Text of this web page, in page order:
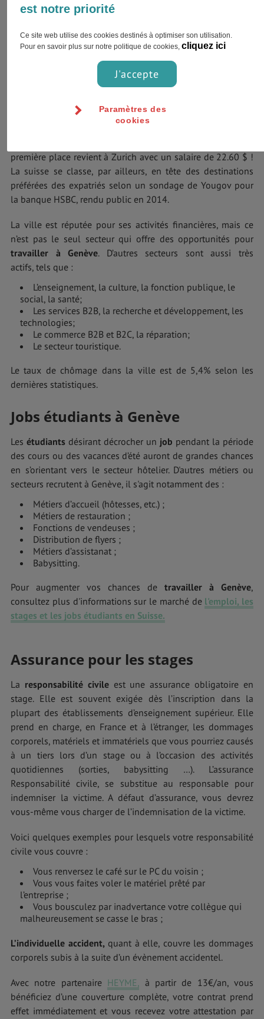
première place revient à Zurich avec un salaire de 22.60 $ !
La suisse se classe, par ailleurs, en tête des destinations
préférées des expatriés selon un sondage de Yougov pour
la banque HSBC, rendu public en 2014.
La ville est réputée pour ses activités financières, mais ce
n’est pas le seul secteur qui offre des opportunités pour
travailler à Genève. D’autres secteurs sont aussi très
actifs, tels que :
L’enseignement, la culture, la fonction publique, le
social, la santé;
Les services B2B, la recherche et développement, les
technologies;
Le commerce B2B et B2C, la réparation;
Le secteur touristique.
Le taux de chômage dans la ville est de 5,4% selon les
dernières statistiques.
Jobs étudiants à Genève
Les étudiants désirant décrocher un job pendant la période
des cours ou des vacances d’été auront de grandes chances
en s’orientant vers le secteur hôtelier. D'autres métiers ou
secteurs recrutent à Genève, il s'agit notamment des :
Métiers d’accueil (hôtesses, etc.) ;
Métiers de restauration ;
Fonctions de vendeuses ;
Distribution de flyers ;
Métiers d’assistanat ;
Babysitting.
Pour augmenter vos chances de travailler à Genève,
consultez plus d'informations sur le marché de l'emploi, les
stages et les jobs étudiants en Suisse.
Assurance pour les stages
La responsabilité civileest une assurance obligatoire en
stage. Elle est souvent exigée dès l’inscription dans la
plupart des établissements d’enseignement supérieur. Elle
prend en charge, en France et à l’étranger, les dommages
corporels, matériels et immatériels que vous pourriez causés
à un tiers lors d’un stage ou à l’occasion des activités
quotidiennes (sorties, babysitting …). L’assurance
Responsabilité civile, se substitue au responsable pour
indemniser la victime. A défaut d’assurance, vous devrez
vous-même vous charger de l’indemnisation de la victime.
Voici quelques exemples pour lesquels votre responsabilité
civile vous couvre :
Vous renversez le café sur le PC du voisin ;
Vous vous faites voler le matériel prêté par
l’entreprise ;
Vous bousculez par inadvertance votre collègue qui
malheureusement se casse le bras ;
L’individuelle accident, quant à elle, couvre les dommages
corporels subis à la suite d’un évènement accidentel.
Avec notre partenaire HEYME,
à partir de 13€/an, vous
bénéficiez d’une couverture complète, votre contrat prend
effet immédiatement et vous recevez votre attestation par
est notre priorité
Ce site web utilise des cookies destinés à optimiser son utilisation.
Pour en savoir plus sur notre politique de cookies, cliquez ici
J'accepte
Paramètres des
cookies